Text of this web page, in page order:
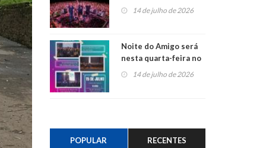
do Jota Quest nos 45
anos da Sicredi Ouro
14 de julho de 2026
Noite do Amigo será
nesta quarta-feira no
Centro de Cultura de
14 de julho de 2026
POPULAR RECENTES